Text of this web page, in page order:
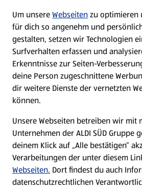
WhatsApp
Über ALDI SÜD
Filialen
Nachhaltigkeit
Karriere
Um unsereWebseitenzu optimieren
für dich so angenehm und
gestalten, setzen wir Technologien
Surfverhalten erfassen und
Erkenntnisse zur Seiten-
deine Person zugeschnittene
dir weitere Dienste der vernetzten
können.
Unsere Webseiten betreiben wir mit
Unternehmen der ALDI SÜD Gruppe
deinem Klick auf „Alle bestätigen“
Verarbeitungen der unter diesem
Webseiten. Dort findest du auch
datenschutzrechtlichen